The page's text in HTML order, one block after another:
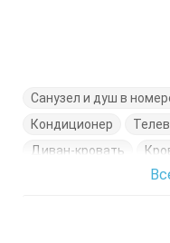
Санузел и душ в
Кондиционер
Диван-кровать